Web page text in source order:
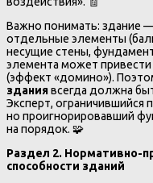
Важно понимать: здание —
отдельные элементы
несущие стены,
элемента может
(эффект «домино»).
зданиявсегда должна
Эксперт, ограничившийся
но проигнорировавший
на порядок. 🧩
Раздел 2. Нормативно-
способности зданий